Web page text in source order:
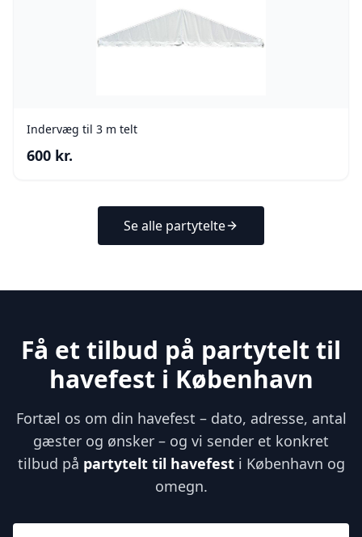
Indervæg til 3 m telt
600 kr.
Se alle partytelte
Få et tilbud på partytelt til
havefest i København
Fortæl os om din havefest – dato, adresse, antal
gæster og ønsker – og vi sender et konkret
tilbud på partytelt til havefesti København og
omegn.